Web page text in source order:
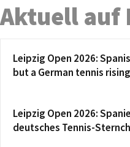
Aktuell auf
Leipzig Open 2026:
but a German tennis
Leipzig Open 2026:
deutsches Tennis-